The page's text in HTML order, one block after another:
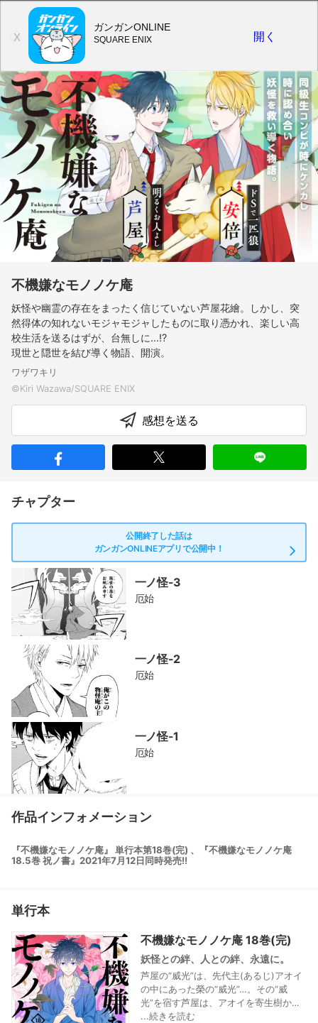
不機嫌なモノノケ庵
妖怪や幽霊の存在をまったく信じていない芦屋花繪。しかし、突
然得体の知れないモジャモジャしたものに取り憑かれ、楽しい高
校生活を送るはずが、台無しに…!?
現世と隠世を結び導く物語、開演。
ワザワキリ
感想を送る
チャプター
公開終了した話は
ガンガンONLINEアプリで公開中！
一ノ怪-3
厄始
一ノ怪-2
厄始
一ノ怪-1
厄始
作品インフォメーション
『不機嫌なモノノケ庵』 単行本第18巻(完) 、『不機嫌なモノノケ庵
18.5巻 祝ノ書』2021年7月12日同時発売!!
単行本
不機嫌なモノノケ庵 18巻(完)
妖怪との絆、人との絆、永遠に。
芦屋の“威光”は、先代主(あるじ)アオイ
の中にあった榮の“威光”…。その“威
光”を宿す芦屋は、アオイを寄生樹から
救うため力を譲り渡そうとする。その
...続きを読む
X
ガンガンONLINE
SQUARE ENIX 開く